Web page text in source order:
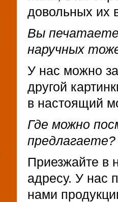
довольных их
Вы
наручных
У нас можно
другой
в настоящий
Где можно
предлагаете?
Приезжайте в
адресу. У нас
нами